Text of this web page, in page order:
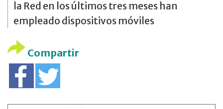
la Red en los últimos tres meses han
empleado dispositivos móviles
Compartir